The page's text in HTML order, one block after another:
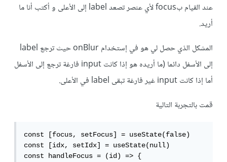
عند القيام بfocus لأي عنصر تصعد label إلى الأعلى و أكتب أنا ما
أريد.
المشكل الذي حصل لي هو في إستخدام onBlur حيث ترجع label
إلى الأسفل دائما (ما أريده هو إذا كانت input فارغة ترجع إلى الأسفل
أما إذا كانت input غير فارغة تبقى label في الأعلى.
قمت بالتجربة التالية
const [focus, setFocus] = useState(false)
const [idx, setIdx] = useState(null)
const handleFocus = (id) => {